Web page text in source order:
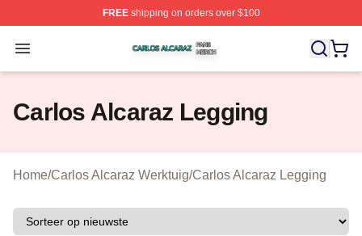
FREEshipping on orders over $100
Open menu
Carlos Alcaraz Shop ⚡️ Officially Licensed Carlos
Carlos Alcaraz Legging
Home/Carlos Alcaraz Werktuig/Carlos Alcaraz Legging